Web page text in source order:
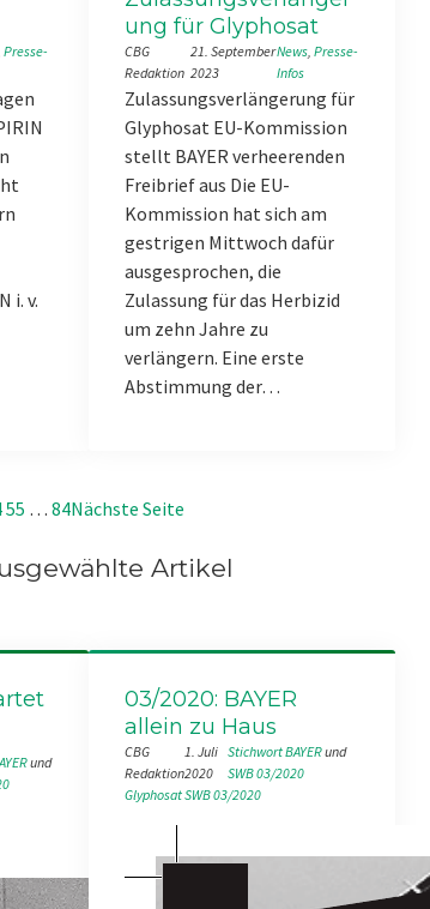
Presse-
i. v.
ung für Glyphosat
CBG
Redaktion
21. September
2023
News, Presse-
Infos
Zulassungsverlängerung für
Glyphosat EU-Kommission
stellt BAYER verheerenden
Freibrief aus Die EU-
Kommission hat sich am
gestrigen Mittwoch dafür
ausgesprochen, die
Zulassung für das Herbizid
um zehn Jahre zu
verlängern. Eine erste
Abstimmung der…
55 … 84Nächste Seite
Artikel
und
03/2020: BAYER
allein zu Haus
CBG
Redaktion
1. Juli
2020
Stichwort BAYER
und
SWB 03/2020
GlyphosatSWB 03/2020